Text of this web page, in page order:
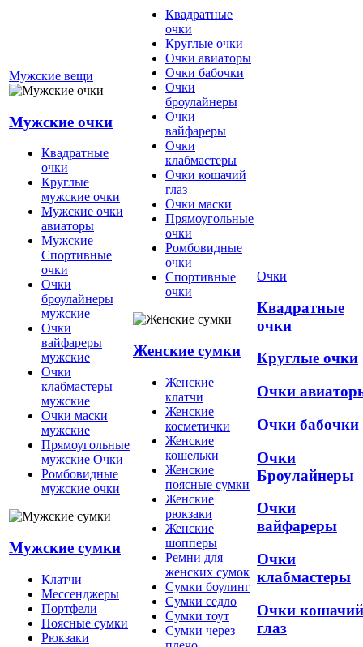
Мужские вещи
Мужские очки
Квадратные
очки
Круглые
мужские очки
Мужские очки
авиаторы
Мужские
Спортивные
очки
Очки
броулайнеры
мужские
Очки
вайфареры
мужские
Очки
клабмастеры
мужские
Очки маски
мужские
Прямоугольные
мужские Очки
Ромбовидные
мужские очки
Мужские сумки
Клатчи
Мессенджеры
Портфели
Поясные сумки
Рюкзаки
Квадратные
очки
Круглые очки
Очки авиаторы
Очки бабочки
Очки
броулайнеры
Очки
вайфареры
Очки
клабмастеры
Очки кошачий
глаз
Очки маски
Прямоугольные
очки
Ромбовидные
очки
Спортивные
очки
Женские сумки
Женские
клатчи
Женские
косметички
Женские
кошельки
Женские
поясные сумки
Женские
рюкзаки
Женские
шопперы
Ремни для
женских сумок
Сумки боулинг
Сумки седло
Сумки тоут
Сумки через
Очки
Квадратные
очки
Круглые очки
Очки
Очки бабочки
Очки
Броулайнеры
Очки
вайфареры
Очки
клабмастеры
Очки кошачий
глаз